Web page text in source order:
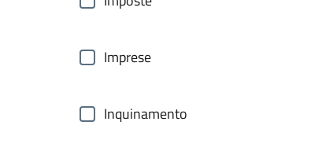
Imprese
Inquinamento